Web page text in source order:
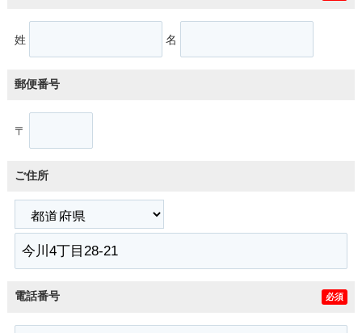
姓 名
郵便番号
〒
ご住所
電話番号 必須